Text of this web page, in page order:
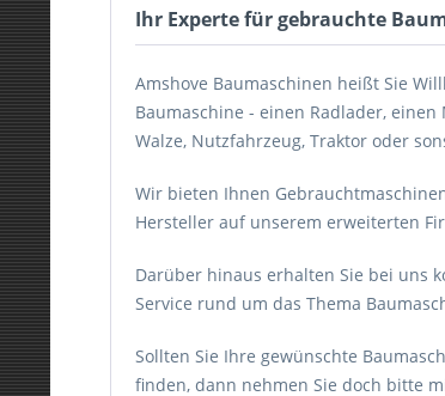
Ihr Experte für gebrauchte
Amshove Baumaschinen heißt Sie
Baumaschine - einen Radlader,
Walze, Nutzfahrzeug, Traktor oder
Wir bieten Ihnen
Hersteller auf unserem erweiterten
Darüber hinaus erhalten Sie bei uns
Service rund um das Thema
Sollten Sie Ihre gewünschte
finden, dann nehmen Sie doch bitte